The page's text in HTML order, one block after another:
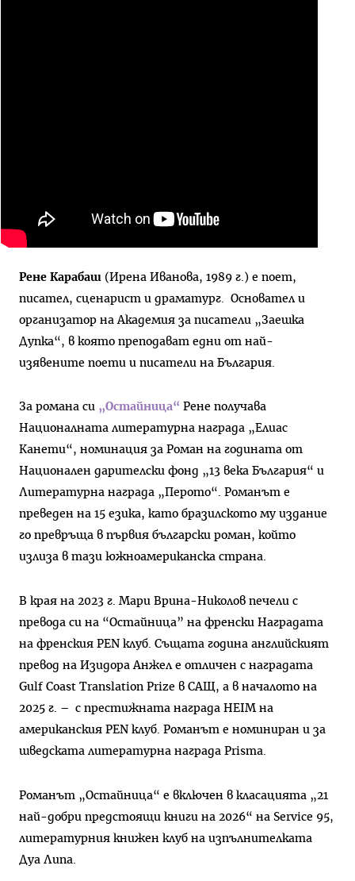
Рене Карабаш (Ирена Иванова, 1989 г.) е поет,
писател, сценарист и драматург. Основател и
организатор на Академия за писатели „Заешка
Дупка“, в която преподават едни от най-
изявените поети и писатели на България.
За романа си „Остайница“ Рене получава
Националната литературна награда „Елиас
Канети“, номинация за Роман на годината от
Национален дарителски фонд „13 века България“ и
Литературна награда „Перото“. Романът е
преведен на 15 езика, като бразилското му издание
го превръща в първия български роман, който
излиза в тази южноамериканска страна.
В края на 2023 г. Мари Врина-Николов печели с
превода си на “Остайница” на френски Наградата
на френския PEN клуб. Същата година английският
превод на Изидора Анжел е отличен с наградата
Gulf Coast Translation Prize в САЩ, а в началото на
2025 г. – с престижната награда HEIM на
американския PEN клуб. Романът е номиниран и за
шведската литературна награда Prisma.
Романът „Остайница“ е включен в класацията „21
най-добри предстоящи книги на 2026“ на Service 95,
литературния книжен клуб на изпълнителката
Дуа Липа.